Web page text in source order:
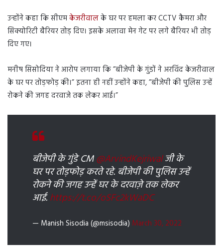
उन्होंने कहा कि सीएमकेजरीवालके घर पर हमला कर CCTV कैमरा और
सिक्योरिटी बैरियर तोड़ दिए। इसके अलावा मेन गेट पर लगे बैरियर भी तोड़
दिए गए।
मनीष सिसोदिया ने आरोप लगाया कि ”बीजेपी के गुंडों ने अरविंद केजरीवाल
के घर पर तोड़फोड़ की।” इतना ही नहीं उन्होंने कहा, ”बीजेपी की पुलिस उन्हें
रोकने की जगह दरवाजे तक लेकर आई।”
बीजेपी के गुंडे CM @ArvindKejriwalजी के
घर पर तोड़फोड़ करते रहे. बीजेपी की पुलिस उन्हें
रोकने की जगह उन्हें घर के दरवाज़े तक लेकर
आई.https://t.co/oSFc2kWaDC
— Manish Sisodia (@msisodia) March 30, 2022